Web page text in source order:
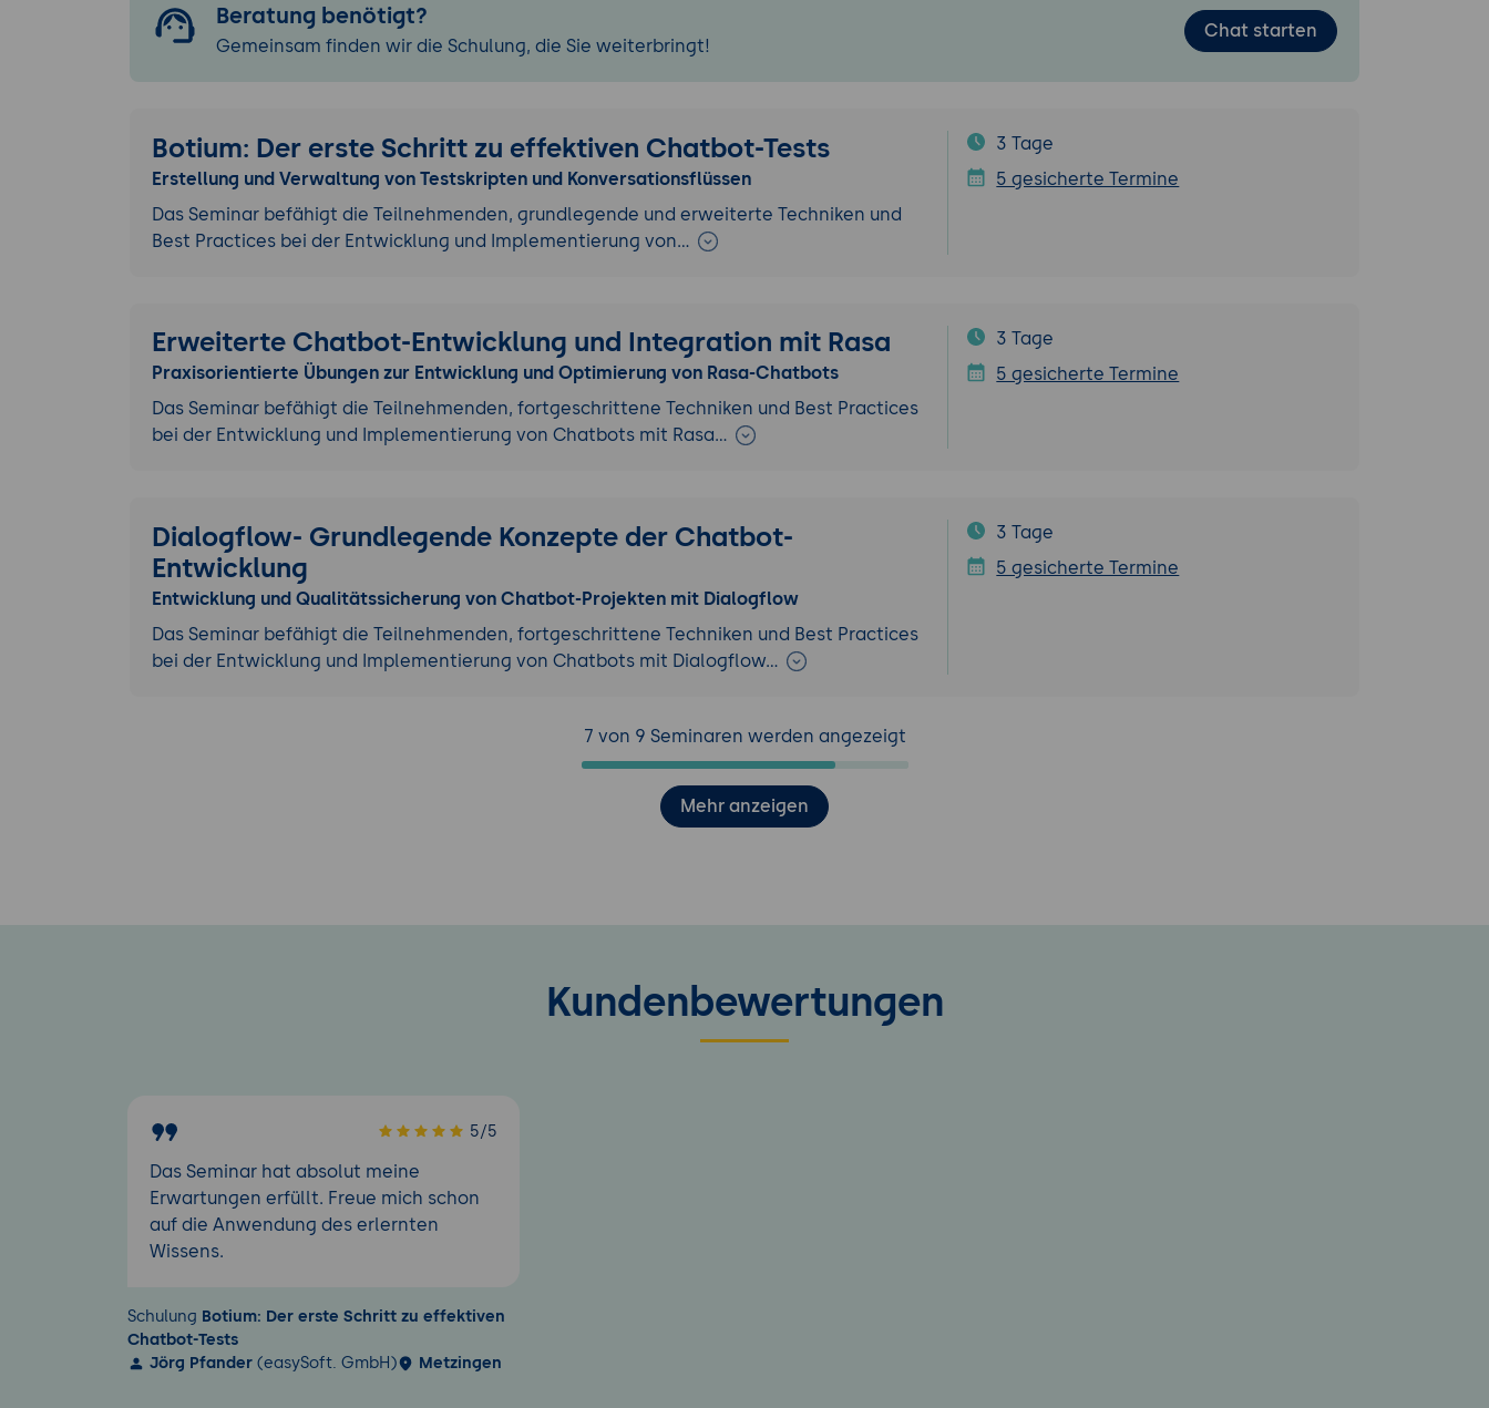
Beratung benötigt?
Gemeinsam finden wir die Schulung, die Sie weiterbringt!
Chat starten
Botium: Der erste Schritt zu effektiven Chatbot-Tests
Erstellung und Verwaltung von Testskripten und Konversationsflüssen
Das Seminar befähigt die Teilnehmenden, grundlegende und erweiterte Techniken und
Best Practices bei der Entwicklung und Implementierung von…
3 Tage
5 gesicherte Termine
Erweiterte Chatbot-Entwicklung und Integration mit Rasa
Praxisorientierte Übungen zur Entwicklung und Optimierung von Rasa-Chatbots
Das Seminar befähigt die Teilnehmenden, fortgeschrittene Techniken und Best Practices
bei der Entwicklung und Implementierung von Chatbots mit Rasa…
3 Tage
5 gesicherte Termine
Dialogflow- Grundlegende Konzepte der Chatbot-
Entwicklung
Entwicklung und Qualitätssicherung von Chatbot-Projekten mit Dialogflow
Das Seminar befähigt die Teilnehmenden, fortgeschrittene Techniken und Best Practices
bei der Entwicklung und Implementierung von Chatbots mit Dialogflow…
3 Tage
5 gesicherte Termine
7 von 9 Seminaren werden angezeigt
Mehr anzeigen
Kundenbewertungen
5/5
Das Seminar hat absolut meine
Erwartungen erfüllt. Freue mich schon
auf die Anwendung des erlernten
Wissens.
Schulung Botium: Der erste Schritt zu effektiven
Chatbot-Tests
Jörg Pfander (easySoft. GmbH) Metzingen